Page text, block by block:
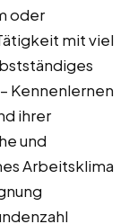
oder
mit viel
Kennenlernen
ihrer
und
Arbeitsklima